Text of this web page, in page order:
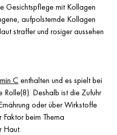
Gesichtspflege mit Kollagen
aufpolsternde Kollagen
straffer und rosiger aussehen
C enthalten und es spielt bei
Rolle(8). Deshalb ist die Zufuhr
oder über Wirkstoffe
beim Thema
Haut.